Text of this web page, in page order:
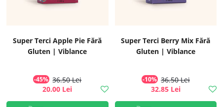
Super Terci Apple Pie Fără
Gluten | Viblance
-45% 36.50 Lei
20.00 Lei
Super Terci Berry Mix Fără
Gluten | Viblance
-10% 36.50 Lei
32.85 Lei